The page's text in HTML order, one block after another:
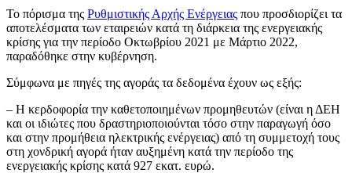
Το πόρισμα της Ρυθμιστικής Αρχής Ενέργειας που προσδιορίζει τα
αποτελέσματα των εταιρειών κατά τη διάρκεια της ενεργειακής
κρίσης για την περίοδο Οκτωβρίου 2021 με Μάρτιο 2022,
παραδόθηκε στην κυβέρνηση.
Σύμφωνα με πηγές της αγοράς τα δεδομένα έχουν ως εξής:
– Η κερδοφορία την καθετοποιημένων προμηθευτών (είναι η ΔΕΗ
και οι ιδιώτες που δραστηριοποιούνται τόσο στην παραγωγή όσο
και στην προμήθεια ηλεκτρικής ενέργειας) από τη συμμετοχή τους
στη χονδρική αγορά ήταν αυξημένη κατά την περίοδο της
ενεργειακής κρίσης κατά 927 εκατ. ευρώ.